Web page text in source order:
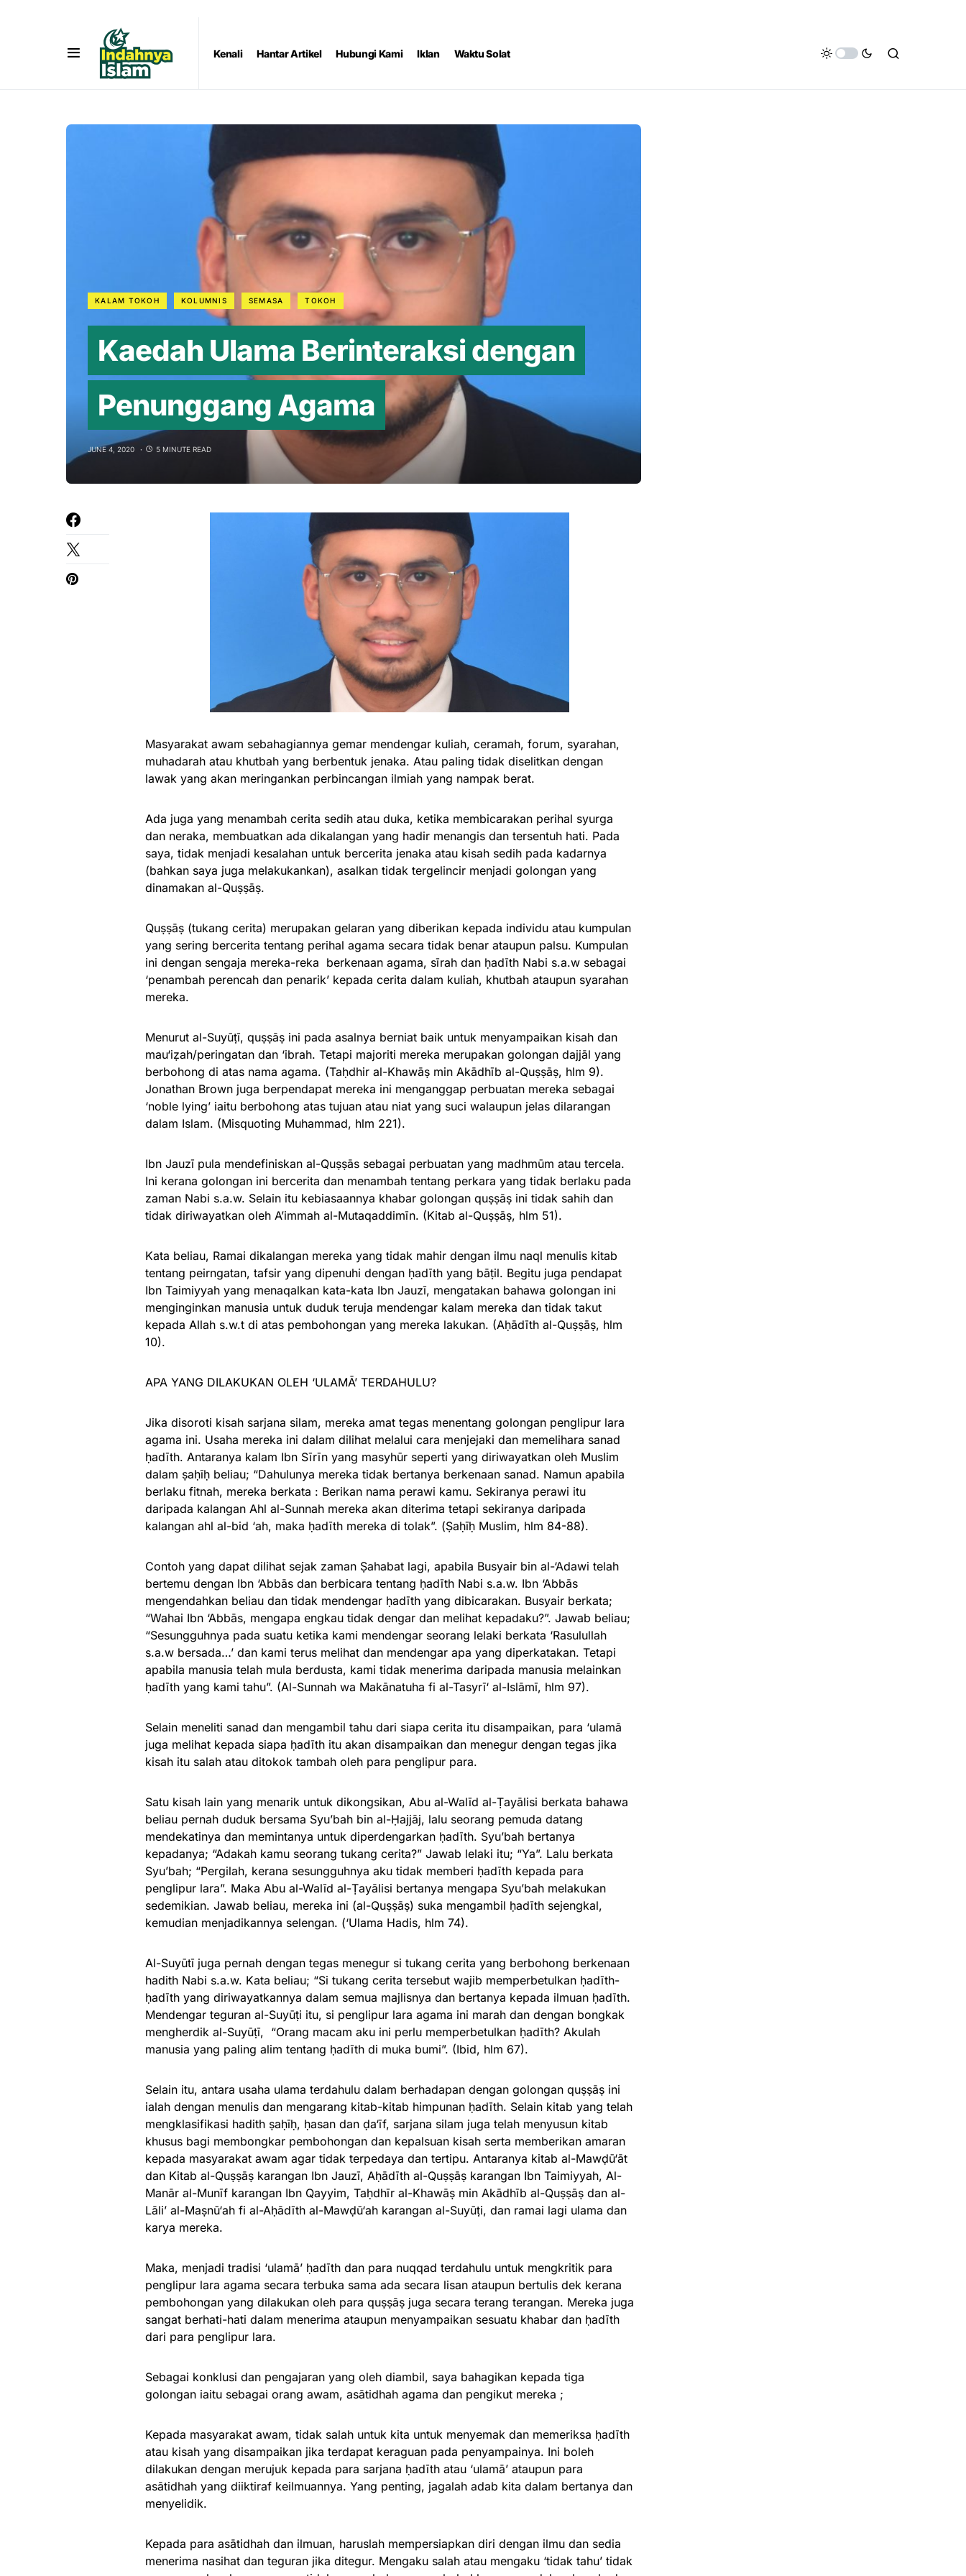
Kenali Hantar Artikel Hubungi Kami Iklan Waktu Solat
KALAM TOKOH KOLUMNIS SEMASA TOKOH
Kaedah Ulama Berinteraksi dengan
Penunggang Agama
JUNE 4, 2020 5 MINUTE READ
Masyarakat awam sebahagiannya gemar mendengar kuliah, ceramah, forum, syarahan,
muhadarah atau khutbah yang berbentuk jenaka. Atau paling tidak diselitkan dengan
lawak yang akan meringankan perbincangan ilmiah yang nampak berat.
Ada juga yang menambah cerita sedih atau duka, ketika membicarakan perihal syurga
dan neraka, membuatkan ada dikalangan yang hadir menangis dan tersentuh hati. Pada
saya, tidak menjadi kesalahan untuk bercerita jenaka atau kisah sedih pada kadarnya
(bahkan saya juga melakukankan), asalkan tidak tergelincir menjadi golongan yang
dinamakan al-Quṣṣāṣ.
Quṣṣāṣ (tukang cerita) merupakan gelaran yang diberikan kepada individu atau kumpulan
yang sering bercerita tentang perihal agama secara tidak benar ataupun palsu. Kumpulan
ini dengan sengaja mereka-reka berkenaan agama, sīrah dan ḥadīth Nabi s.a.w sebagai
‘penambah perencah dan penarik’ kepada cerita dalam kuliah, khutbah ataupun syarahan
mereka.
Menurut al-Suyūṭī, quṣṣāṣ ini pada asalnya berniat baik untuk menyampaikan kisah dan
mau‘iẓah/peringatan dan ‘ibrah. Tetapi majoriti mereka merupakan golongan dajjāl yang
berbohong di atas nama agama. (Taḥdhir al-Khawāṣ min Akādhīb al-Quṣṣāṣ, hlm 9).
Jonathan Brown juga berpendapat mereka ini menganggap perbuatan mereka sebagai
‘noble lying’ iaitu berbohong atas tujuan atau niat yang suci walaupun jelas dilarangan
dalam Islam. (Misquoting Muhammad, hlm 221).
Ibn Jauzī pula mendefiniskan al-Quṣṣās sebagai perbuatan yang madhmūm atau tercela.
Ini kerana golongan ini bercerita dan menambah tentang perkara yang tidak berlaku pada
zaman Nabi s.a.w. Selain itu kebiasaannya khabar golongan quṣṣāṣ ini tidak sahih dan
tidak diriwayatkan oleh A’immah al-Mutaqaddimīn. (Kitab al-Quṣṣāṣ, hlm 51).
Kata beliau, Ramai dikalangan mereka yang tidak mahir dengan ilmu naql menulis kitab
tentang peirngatan, tafsir yang dipenuhi dengan ḥadīth yang bāṭil. Begitu juga pendapat
Ibn Taimiyyah yang menaqalkan kata-kata Ibn Jauzī, mengatakan bahawa golongan ini
menginginkan manusia untuk duduk teruja mendengar kalam mereka dan tidak takut
kepada Allah s.w.t di atas pembohongan yang mereka lakukan. (Aḥādīth al-Quṣṣāṣ, hlm
10).
APA YANG DILAKUKAN OLEH ‘ULAMĀ’ TERDAHULU?
Jika disoroti kisah sarjana silam, mereka amat tegas menentang golongan penglipur lara
agama ini. Usaha mereka ini dalam dilihat melalui cara menjejaki dan memelihara sanad
ḥadīth. Antaranya kalam Ibn Sīrīn yang masyhūr seperti yang diriwayatkan oleh Muslim
dalam ṣaḥīḥ beliau; “Dahulunya mereka tidak bertanya berkenaan sanad. Namun apabila
berlaku fitnah, mereka berkata : Berikan nama perawi kamu. Sekiranya perawi itu
daripada kalangan Ahl al-Sunnah mereka akan diterima tetapi sekiranya daripada
kalangan ahl al-bid ‘ah, maka ḥadīth mereka di tolak”. (Ṣaḥīḥ Muslim, hlm 84-88).
Contoh yang dapat dilihat sejak zaman Ṣahabat lagi, apabila Busyair bin al-‘Adawi telah
bertemu dengan Ibn ‘Abbās dan berbicara tentang ḥadīth Nabi s.a.w. Ibn ‘Abbās
mengendahkan beliau dan tidak mendengar ḥadīth yang dibicarakan. Busyair berkata;
“Wahai Ibn ‘Abbās, mengapa engkau tidak dengar dan melihat kepadaku?”. Jawab beliau;
“Sesungguhnya pada suatu ketika kami mendengar seorang lelaki berkata ‘Rasulullah
s.a.w bersada…’ dan kami terus melihat dan mendengar apa yang diperkatakan. Tetapi
apabila manusia telah mula berdusta, kami tidak menerima daripada manusia melainkan
ḥadīth yang kami tahu”. (Al-Sunnah wa Makānatuha fi al-Tasyrī‘ al-Islāmī, hlm 97).
Selain meneliti sanad dan mengambil tahu dari siapa cerita itu disampaikan, para ‘ulamā
juga melihat kepada siapa ḥadīth itu akan disampaikan dan menegur dengan tegas jika
kisah itu salah atau ditokok tambah oleh para penglipur para.
Satu kisah lain yang menarik untuk dikongsikan, Abu al-Walīd al-Ṭayālisi berkata bahawa
beliau pernah duduk bersama Syu’bah bin al-Ḥajjāj, lalu seorang pemuda datang
mendekatinya dan memintanya untuk diperdengarkan ḥadīth. Syu’bah bertanya
kepadanya; “Adakah kamu seorang tukang cerita?” Jawab lelaki itu; “Ya”. Lalu berkata
Syu’bah; “Pergilah, kerana sesungguhnya aku tidak memberi ḥadīth kepada para
penglipur lara”. Maka Abu al-Walīd al-Ṭayālisi bertanya mengapa Syu’bah melakukan
sedemikian. Jawab beliau, mereka ini (al-Quṣṣāṣ) suka mengambil ḥadīth sejengkal,
kemudian menjadikannya selengan. (‘Ulama Hadis, hlm 74).
Al-Suyūtī juga pernah dengan tegas menegur si tukang cerita yang berbohong berkenaan
hadith Nabi s.a.w. Kata beliau; “Si tukang cerita tersebut wajib memperbetulkan ḥadīth-
ḥadīth yang diriwayatkannya dalam semua majlisnya dan bertanya kepada ilmuan ḥadīth.
Mendengar teguran al-Suyūṭi itu, si penglipur lara agama ini marah dan dengan bongkak
mengherdik al-Suyūṭī, “Orang macam aku ini perlu memperbetulkan ḥadīth? Akulah
manusia yang paling alim tentang ḥadīth di muka bumi”. (Ibid, hlm 67).
Selain itu, antara usaha ulama terdahulu dalam berhadapan dengan golongan quṣṣāṣ ini
ialah dengan menulis dan mengarang kitab-kitab himpunan ḥadīth. Selain kitab yang telah
mengklasifikasi hadith ṣaḥīḥ, ḥasan dan ḍa‘īf, sarjana silam juga telah menyusun kitab
khusus bagi membongkar pembohongan dan kepalsuan kisah serta memberikan amaran
kepada masyarakat awam agar tidak terpedaya dan tertipu. Antaranya kitab al-Mawḍū‘āt
dan Kitab al-Quṣṣāṣ karangan Ibn Jauzī, Aḥādīth al-Quṣṣāṣ karangan Ibn Taimiyyah, Al-
Manār al-Munīf karangan Ibn Qayyim, Taḥdhīr al-Khawāṣ min Akādhīb al-Quṣṣāṣ dan al-
Lāli’ al-Maṣnū‘ah fi al-Aḥādīth al-Mawḍū‘ah karangan al-Suyūṭi, dan ramai lagi ulama dan
karya mereka.
Maka, menjadi tradisi ‘ulamā’ ḥadīth dan para nuqqad terdahulu untuk mengkritik para
penglipur lara agama secara terbuka sama ada secara lisan ataupun bertulis dek kerana
pembohongan yang dilakukan oleh para quṣṣāṣ juga secara terang terangan. Mereka juga
sangat berhati-hati dalam menerima ataupun menyampaikan sesuatu khabar dan ḥadīth
dari para penglipur lara.
Sebagai konklusi dan pengajaran yang oleh diambil, saya bahagikan kepada tiga
golongan iaitu sebagai orang awam, asātidhah agama dan pengikut mereka ;
Kepada masyarakat awam, tidak salah untuk kita untuk menyemak dan memeriksa ḥadīth
atau kisah yang disampaikan jika terdapat keraguan pada penyampainya. Ini boleh
dilakukan dengan merujuk kepada para sarjana ḥadīth atau ‘ulamā’ ataupun para
asātidhah yang diiktiraf keilmuannya. Yang penting, jagalah adab kita dalam bertanya dan
menyelidik.
Kepada para asātidhah dan ilmuan, haruslah mempersiapkan diri dengan ilmu dan sedia
menerima nasihat dan teguran jika ditegur. Mengaku salah atau mengaku ‘tidak tahu’ tidak